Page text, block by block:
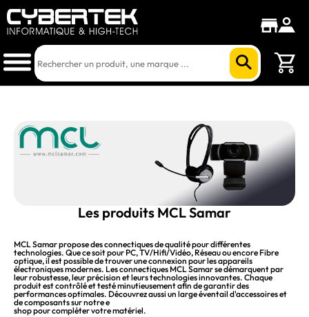
Les produits MCL Samar
MCL Samar propose des connectiques de qualité pour différentes
technologies. Que ce soit pour PC, TV/Hifi/Vidéo, Réseau ou encore Fibre
optique, il est possible de trouver une connexion pour les appareils
électroniques modernes. Les connectiques MCL Samar se démarquent par
leur robustesse, leur précision et leurs technologies innovantes. Chaque
produit est contrôlé et testé minutieusement afin de garantir des
performances optimales. Découvrez aussi un large éventail d'accessoires et
de composants sur notre e
shop pour compléter votre matériel.